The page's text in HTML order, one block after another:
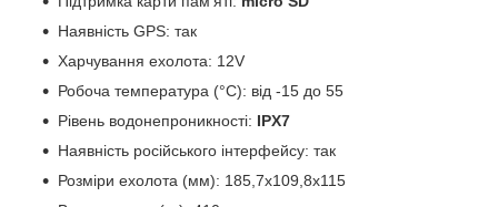
Наявність GPS: так
Харчування ехолота: 12V
Робоча температура (°C): від -15 до 55
Рівень водонепроникності: IPX7
Наявність російського інтерфейсу: так
Розміри ехолота (мм): 185,7х109,8х115